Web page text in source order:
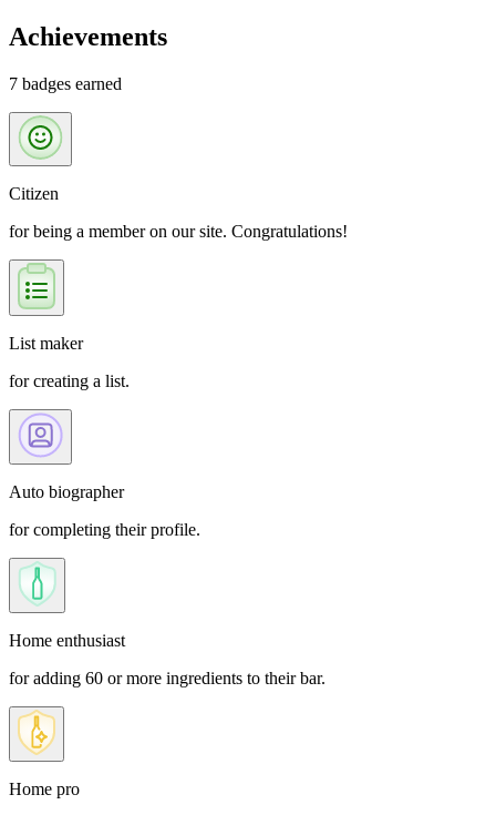
Achievements
7 badges earned
Citizen
for being a member on our site. Congratulations!
List maker
for creating a list.
Auto biographer
for completing their profile.
Home enthusiast
for adding 60 or more ingredients to their bar.
Home pro